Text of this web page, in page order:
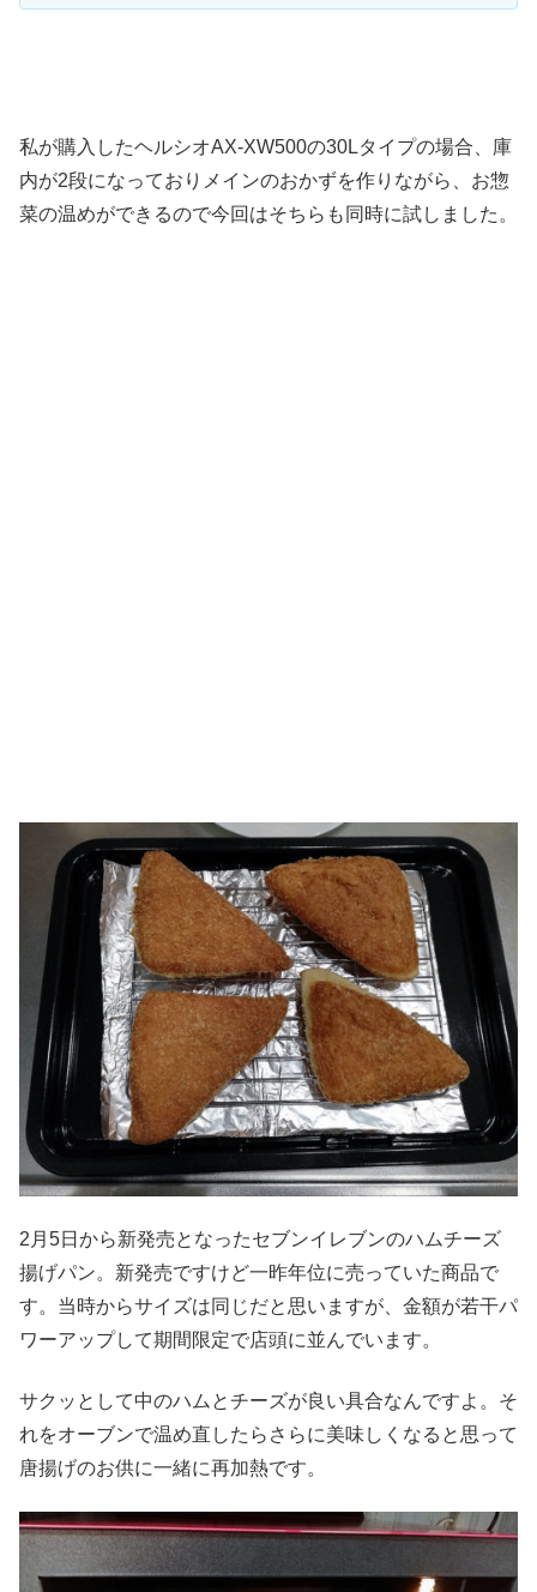
私が購入したヘルシオAX-XW500の30Lタイプの場合、庫
内が2段になっておりメインのおかずを作りながら、お惣
菜の温めができるので今回はそちらも同時に試しました。
2月5日から新発売となったセブンイレブンのハムチーズ
揚げパン。新発売ですけど一昨年位に売っていた商品で
す。当時からサイズは同じだと思いますが、金額が若干パ
ワーアップして期間限定で店頭に並んでいます。
サクッとして中のハムとチーズが良い具合なんですよ。そ
れをオーブンで温め直したらさらに美味しくなると思って
唐揚げのお供に一緒に再加熱です。